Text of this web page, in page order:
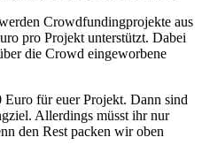
Crowdfundingprojekte aus
pro Projekt unterstützt. Dabei
die Crowd eingeworbene
für euer Projekt. Dann sind
Allerdings müsst ihr nur
den Rest packen wir oben